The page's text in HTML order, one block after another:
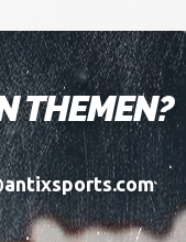
THEMEN?